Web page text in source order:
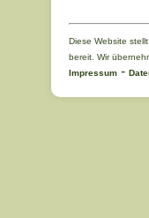
Diese Website
bereit. Wir
Impressum -